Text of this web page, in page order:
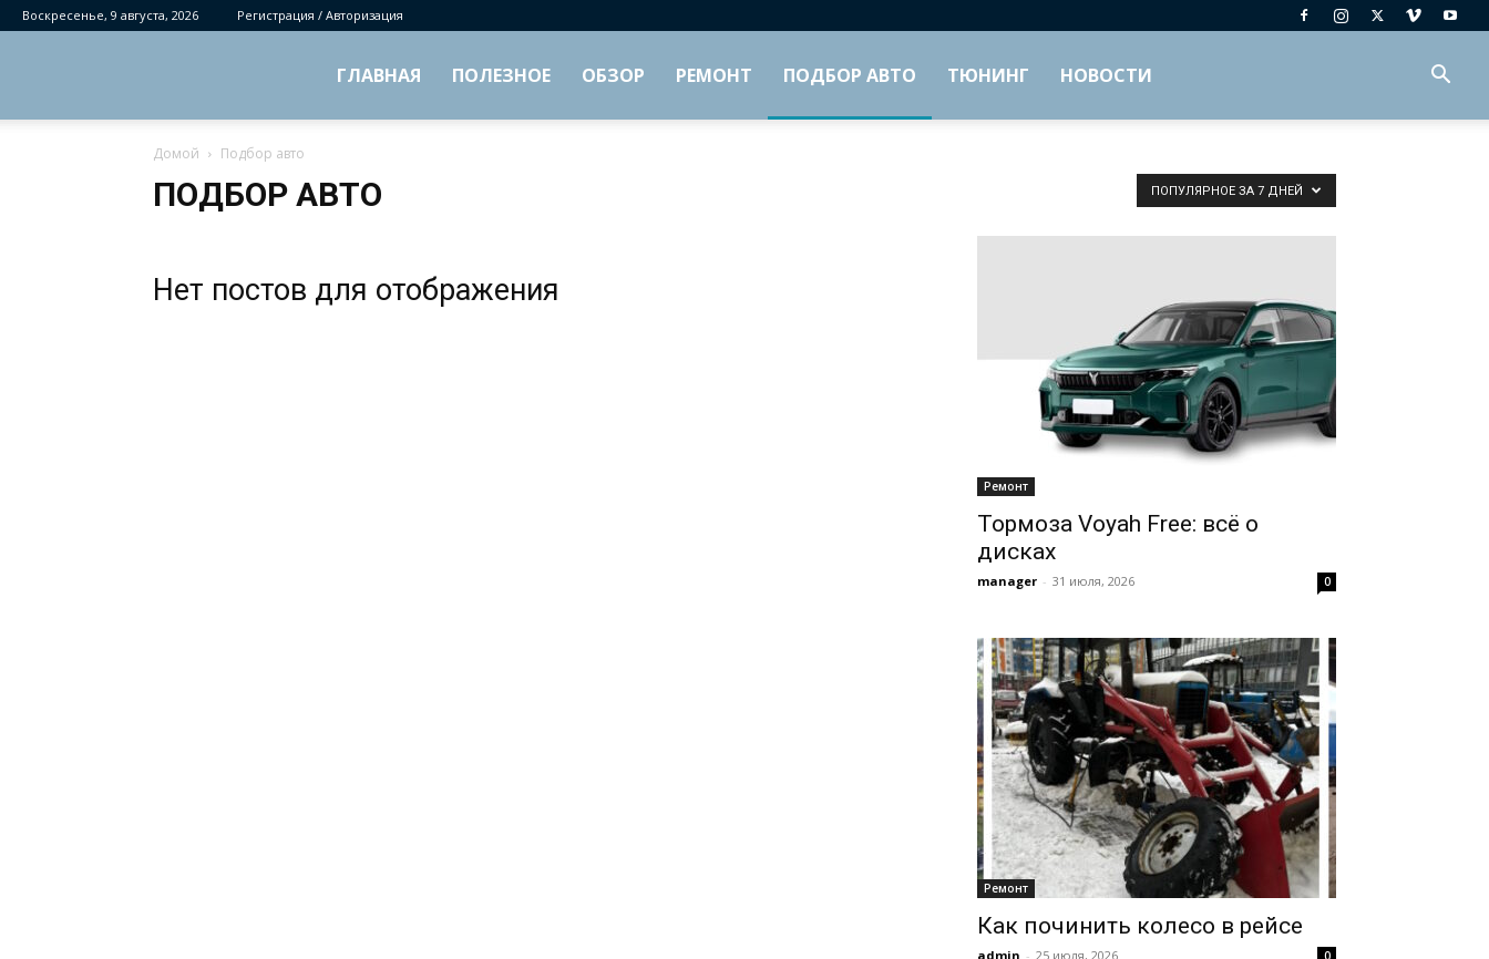
Воскресенье, 9 августа, 2026 Регистрация / Авторизация
ГЛАВНАЯ ПОЛЕЗНОЕ ОБЗОР РЕМОНТ ПОДБОР АВТО ТЮНИНГ НОВОСТИ
Домой Подбор авто
ПОДБОР АВТО ПОПУЛЯРНОЕ ЗА 7 ДНЕЙ
Нет постов для отображения
Ремонт
Тормоза Voyah Free: всё о
дисках
manager - 31 июля, 2026 0
Ремонт
Как починить колесо в рейсе
admin - 25 июля, 2026 0